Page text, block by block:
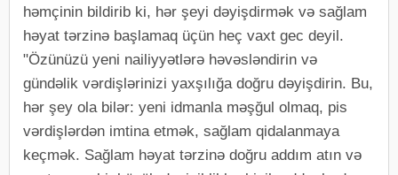
həmçinin bildirib ki, hər şeyi dəyişdirmək və sağlam
həyat tərzinə başlamaq üçün heç vaxt gec deyil.
"Özünüzü yeni nailiyyətlərə həvəsləndirin və
gündəlik vərdişlərinizi yaxşılığa doğru dəyişdirin. Bu,
hər şey ola bilər: yeni idmanla məşğul olmaq, pis
vərdişlərdən imtina etmək, sağlam qidalanmaya
keçmək. Sağlam həyat tərzinə doğru addım atın və